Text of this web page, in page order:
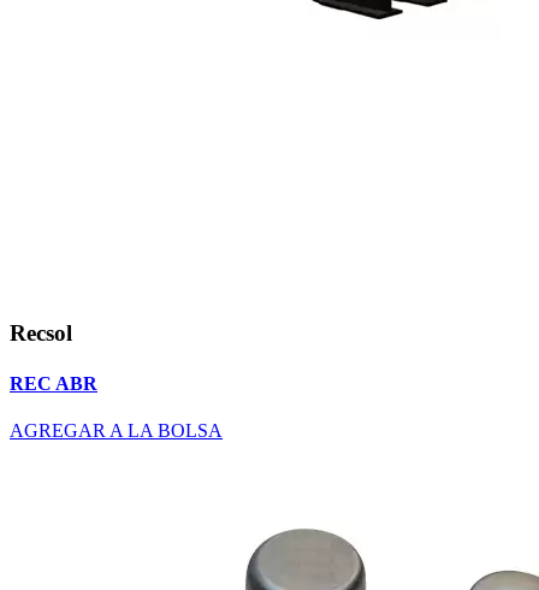
Recsol
REC ABR
AGREGAR A LA BOLSA